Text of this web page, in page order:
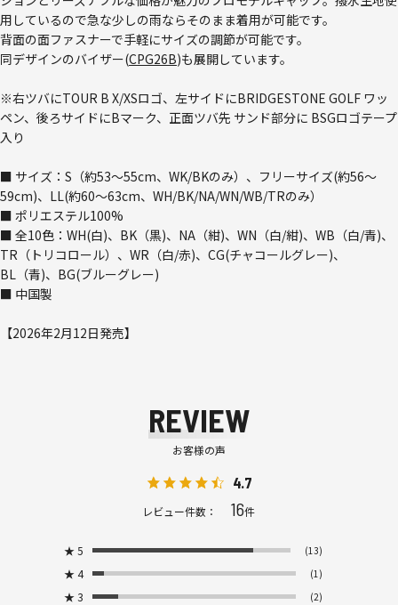
用しているので急な少しの雨ならそのまま着用が可能です。
背面の面ファスナーで手軽にサイズの調節が可能です。
同デザインのバイザー(CPG26B)も展開しています。
※右ツバにTOUR B X/XSロゴ、左サイドにBRIDGESTONE GOLF ワッ
ペン、後ろサイドにBマーク、正面ツバ先 サンド部分に BSGロゴテープ
入り
■ サイズ：S（約53～55cm、WK/BKのみ）、フリーサイズ(約56～
59cm)、LL(約60～63cm、WH/BK/NA/WN/WB/TRのみ）
■ ポリエステル100%
■ 全10色：WH(白)、BK（黒)、NA（紺)、WN（白/紺)、WB（白/青)、
TR（トリコロール）、WR（白/赤)、CG(チャコールグレー)、
BL（青)、BG(ブルーグレー)
■ 中国製
【2026年2月12日発売】
REVIEW
お客様の声
4.7
レビュー件数： 16件
★ 5 (13)
★ 4 (1)
★ 3 (2)